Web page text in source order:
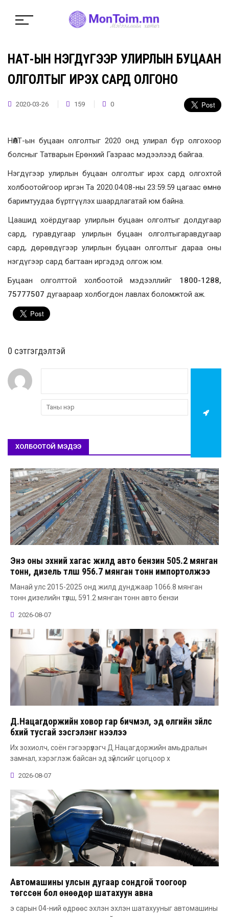
НӨАТ-ЫН НЭГДҮГЭЭР УЛИРЛЫН БУЦААН
ОЛГОЛТЫГ ИРЭХ САРД ОЛГОНО
2020-03-26 159 0
НӨАТ-ын буцаан олголтыг 2020 онд улирал бүр олгохоор
болсныг Татварын Ерөнхий Газраас мэдээлээд байгаа.
Нэгдүгээр улирлын буцаан олголтыг ирэх сард олгохтой
холбоотойгоор иргэн Та 2020.04.08-ны 23:59:59 цагаас өмнө
баримтуудаа бүртгүүлэх шаардлагатай юм байна.
Цаашид хоёрдугаар улирлын буцаан олголтыг долдугаар
сард, гуравдугаар улирлын буцаан олголтыгаравдугаар
сард, дөрөвдүгээр улирлын буцаан олголтыг дараа оны
нэгдүгээр сард багтаан иргэдэд олгож юм.
Буцаан олголттой холбоотой мэдээллийг 1800-1288,
75777507 дугаараар холбогдон лавлах боломжтой аж.
0 cэтгэгдэлтэй
ХОЛБООТОЙ МЭДЭЭ
Энэ оны эхний хагас жилд авто бензин 505.2 мянган
тонн, дизель түлш 956.7 мянган тонн импортолжээ
Манай улс 2015-2025 онд жилд дунджаар 1066.8 мянган
тонн дизелийн түлш, 591.2 мянган тонн авто бензи
2026-08-07
Д.Нацагдоржийн ховор гар бичмэл, эд өлгийн зүйлс
бүхий тусгай үзэсгэлэнг нээлээ
Их зохиолч, соён гэгээрүүлэгч Д.Нацагдоржийн амьдралын
замнал, хэрэглэж байсан эд зүйлсийг цогцоор х
2026-08-07
Автомашины улсын дугаар сондгой тоогоор
төгссөн бол өнөөдөр шатахуун авна
э сарын 04-ний өдрөөс эхлэн эхлэн шатахууныг автомашины